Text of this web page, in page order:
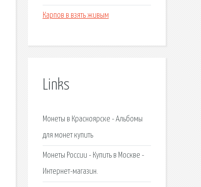
Карпов в взять живым
Links
Монеты в Красноярске - Альбомы
для монет купить
Монеты России - Купить в Москве -
Интернет-магазин.